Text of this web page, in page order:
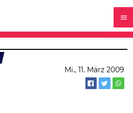
Mi., 11. März 2009